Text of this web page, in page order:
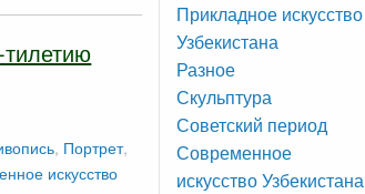
, Портрет,
искусство
Прикладное искусство
Узбекистана
Разное
Скульптура
Советский период
Современное
искусство Узбекистана